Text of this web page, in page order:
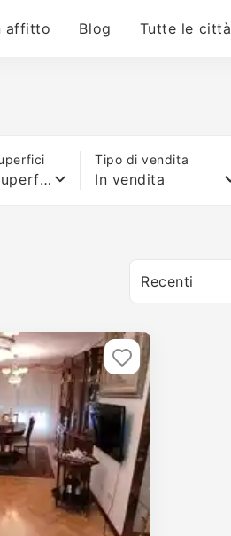
affitto Blog Tutte le città
Qualsiasi superficie
Tipo di vendita
In vendita
Recenti